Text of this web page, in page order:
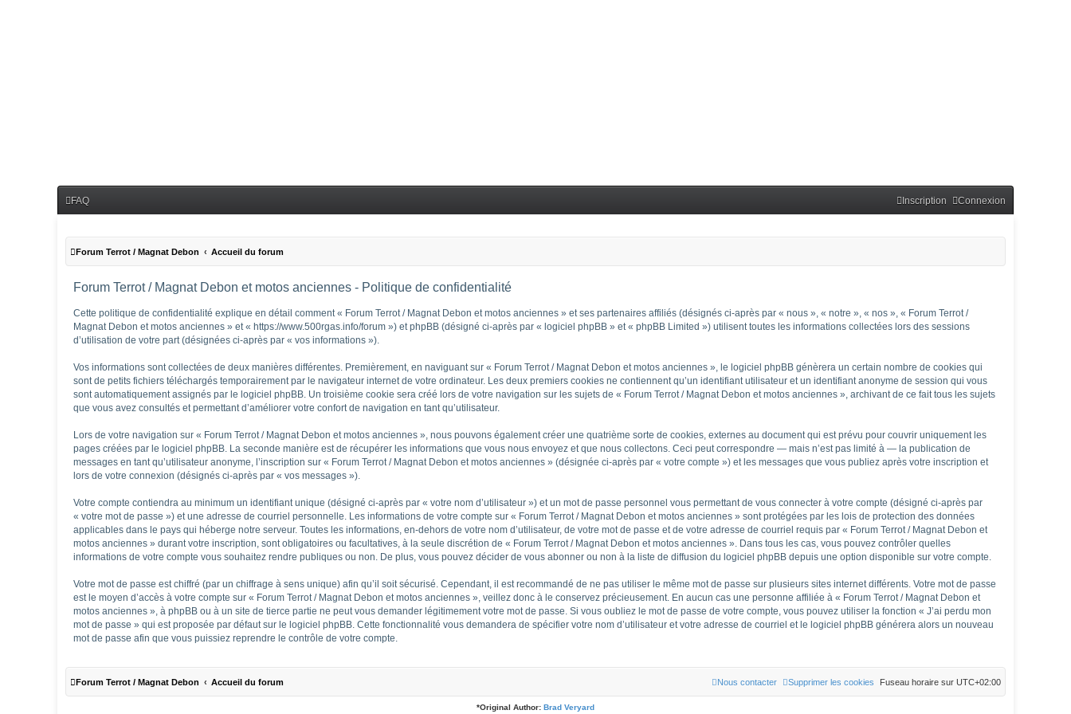
FAQ Connexion
Inscription
Forum Terrot / Magnat Debon Accueil du forum
Forum Terrot / Magnat Debon et motos anciennes - Politique de confidentialité
Cette politique de confidentialité explique en détail comment « Forum Terrot / Magnat Debon et motos anciennes » et ses partenaires affiliés (désignés ci-après par « nous », « notre », « nos », « Forum Terrot /
Magnat Debon et motos anciennes » et « https://www.500rgas.info/forum ») et phpBB (désigné ci-après par « logiciel phpBB » et « phpBB Limited ») utilisent toutes les informations collectées lors des sessions
d’utilisation de votre part (désignées ci-après par « vos informations »).
Vos informations sont collectées de deux manières différentes. Premièrement, en naviguant sur « Forum Terrot / Magnat Debon et motos anciennes », le logiciel phpBB génèrera un certain nombre de cookies qui
sont de petits fichiers téléchargés temporairement par le navigateur internet de votre ordinateur. Les deux premiers cookies ne contiennent qu’un identifiant utilisateur et un identifiant anonyme de session qui vous
sont automatiquement assignés par le logiciel phpBB. Un troisième cookie sera créé lors de votre navigation sur les sujets de « Forum Terrot / Magnat Debon et motos anciennes », archivant de ce fait tous les sujets
que vous avez consultés et permettant d’améliorer votre confort de navigation en tant qu’utilisateur.
Lors de votre navigation sur « Forum Terrot / Magnat Debon et motos anciennes », nous pouvons également créer une quatrième sorte de cookies, externes au document qui est prévu pour couvrir uniquement les
pages créées par le logiciel phpBB. La seconde manière est de récupérer les informations que vous nous envoyez et que nous collectons. Ceci peut correspondre — mais n’est pas limité à — la publication de
messages en tant qu’utilisateur anonyme, l’inscription sur « Forum Terrot / Magnat Debon et motos anciennes » (désignée ci-après par « votre compte ») et les messages que vous publiez après votre inscription et
lors de votre connexion (désignés ci-après par « vos messages »).
Votre compte contiendra au minimum un identifiant unique (désigné ci-après par « votre nom d’utilisateur ») et un mot de passe personnel vous permettant de vous connecter à votre compte (désigné ci-après par
« votre mot de passe ») et une adresse de courriel personnelle. Les informations de votre compte sur « Forum Terrot / Magnat Debon et motos anciennes » sont protégées par les lois de protection des données
applicables dans le pays qui héberge notre serveur. Toutes les informations, en-dehors de votre nom d’utilisateur, de votre mot de passe et de votre adresse de courriel requis par « Forum Terrot / Magnat Debon et
motos anciennes » durant votre inscription, sont obligatoires ou facultatives, à la seule discrétion de « Forum Terrot / Magnat Debon et motos anciennes ». Dans tous les cas, vous pouvez contrôler quelles
informations de votre compte vous souhaitez rendre publiques ou non. De plus, vous pouvez décider de vous abonner ou non à la liste de diffusion du logiciel phpBB depuis une option disponible sur votre compte.
Votre mot de passe est chiffré (par un chiffrage à sens unique) afin qu’il soit sécurisé. Cependant, il est recommandé de ne pas utiliser le même mot de passe sur plusieurs sites internet différents. Votre mot de passe
est le moyen d’accès à votre compte sur « Forum Terrot / Magnat Debon et motos anciennes », veillez donc à le conservez précieusement. En aucun cas une personne affiliée à « Forum Terrot / Magnat Debon et
motos anciennes », à phpBB ou à un site de tierce partie ne peut vous demander légitimement votre mot de passe. Si vous oubliez le mot de passe de votre compte, vous pouvez utiliser la fonction « J’ai perdu mon
mot de passe » qui est proposée par défaut sur le logiciel phpBB. Cette fonctionnalité vous demandera de spécifier votre nom d’utilisateur et votre adresse de courriel et le logiciel phpBB générera alors un nouveau
mot de passe afin que vous puissiez reprendre le contrôle de votre compte.
Forum Terrot / Magnat Debon Accueil du forum Fuseau horaire sur UTC+02:00
Supprimer les cookies
Nous contacter
*Original Author: Brad Veryard